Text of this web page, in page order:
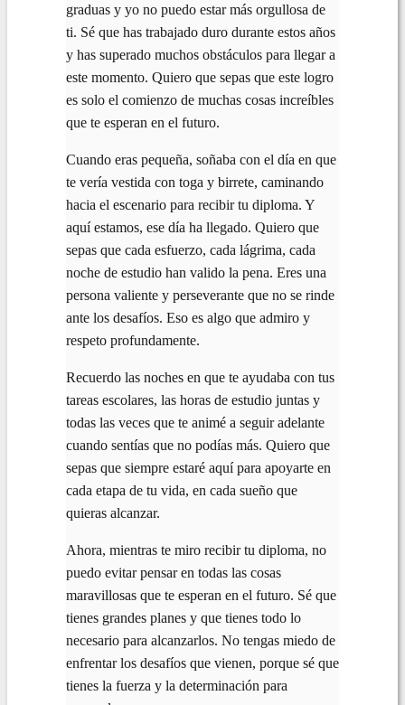
graduas y yo no puedo estar más orgullosa de
ti. Sé que has trabajado duro durante estos años
y has superado muchos obstáculos para llegar a
este momento. Quiero que sepas que este logro
es solo el comienzo de muchas cosas increíbles
que te esperan en el futuro.
Cuando eras pequeña, soñaba con el día en que
te vería vestida con toga y birrete, caminando
hacia el escenario para recibir tu diploma. Y
aquí estamos, ese día ha llegado. Quiero que
sepas que cada esfuerzo, cada lágrima, cada
noche de estudio han valido la pena. Eres una
persona valiente y perseverante que no se rinde
ante los desafíos. Eso es algo que admiro y
respeto profundamente.
Recuerdo las noches en que te ayudaba con tus
tareas escolares, las horas de estudio juntas y
todas las veces que te animé a seguir adelante
cuando sentías que no podías más. Quiero que
sepas que siempre estaré aquí para apoyarte en
cada etapa de tu vida, en cada sueño que
quieras alcanzar.
Ahora, mientras te miro recibir tu diploma, no
puedo evitar pensar en todas las cosas
maravillosas que te esperan en el futuro. Sé que
tienes grandes planes y que tienes todo lo
necesario para alcanzarlos. No tengas miedo de
enfrentar los desafíos que vienen, porque sé que
tienes la fuerza y la determinación para